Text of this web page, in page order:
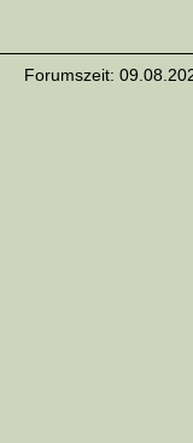
Forumszeit: